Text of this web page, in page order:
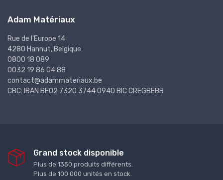
Adam Matériaux
Rue de l'Europe 14
4280 Hannut, Belgique
0800 18 089
0032 19 86 04 88
contact@adammateriaux.be
CBC: IBAN BE02 7320 3744 0940 BIC CREGBEBB
Grand stock disponible
Plus de 1350 produits différents.
Plus de 100 000 unités en stock.